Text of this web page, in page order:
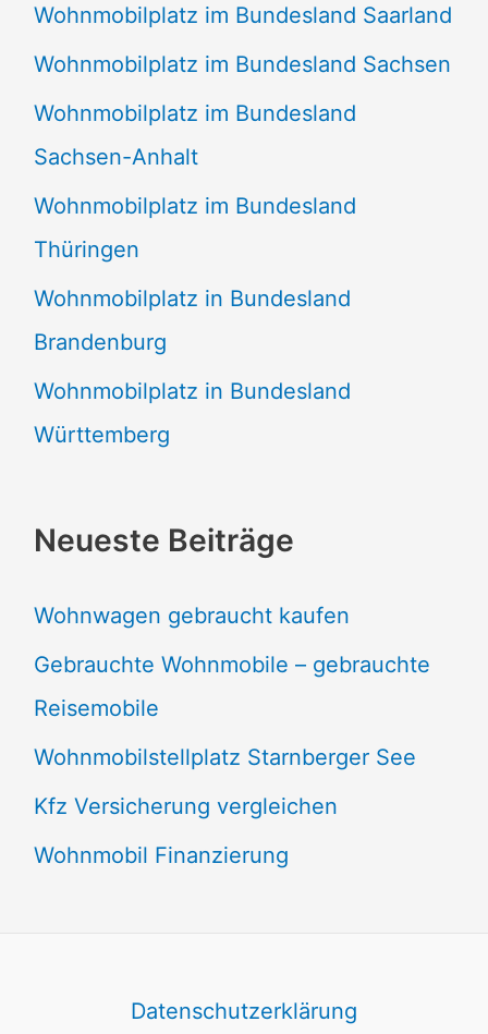
Wohnmobilplatz im Bundesland Saarland
Wohnmobilplatz im Bundesland Sachsen
Wohnmobilplatz im Bundesland
Sachsen-Anhalt
Wohnmobilplatz im Bundesland
Thüringen
Wohnmobilplatz in Bundesland
Brandenburg
Wohnmobilplatz in Bundesland
Württemberg
Neueste Beiträge
Wohnwagen gebraucht kaufen
Gebrauchte Wohnmobile – gebrauchte
Reisemobile
Wohnmobilstellplatz Starnberger See
Kfz Versicherung vergleichen
Wohnmobil Finanzierung
Datenschutzerklärung